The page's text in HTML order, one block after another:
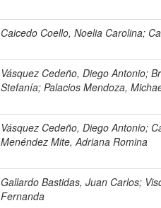
Caicedo Coello, Noelia Carolina;
Vásquez Cedeño, Diego Antonio;
Stefanía; Palacios Mendoza,
Vásquez Cedeño, Diego Antonio;
Menéndez Mite, Adriana Romina
Gallardo Bastidas, Juan Carlos;
Fernanda